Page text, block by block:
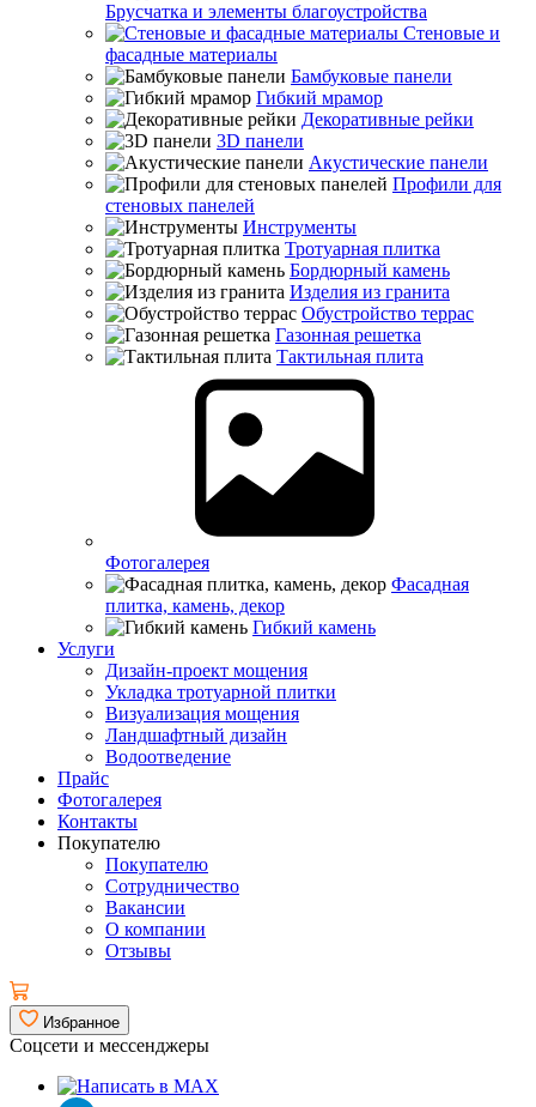
Брусчатка и элементы благоустройства
Стеновые и
фасадные материалы
Бамбуковые панели
Гибкий мрамор
Декоративные рейки
3D панели
Акустические панели
Профили для
стеновых панелей
Инструменты
Тротуарная плитка
Бордюрный камень
Изделия из гранита
Обустройство террас
Газонная решетка
Тактильная плита
Фотогалерея
Фасадная
плитка, камень, декор
Гибкий камень
Услуги
Дизайн-проект мощения
Укладка тротуарной плитки
Визуализация мощения
Ландшафтный дизайн
Водоотведение
Прайс
Фотогалерея
Контакты
Покупателю
Покупателю
Сотрудничество
Вакансии
О компании
Отзывы
Избранное
Соцсети и мессенджеры